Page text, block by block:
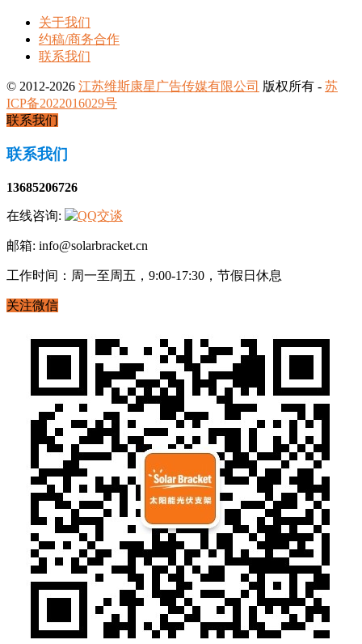
关于我们
约稿/商务合作
联系我们
© 2012-2026 江苏维斯康星广告传媒有限公司 版权所有 - 苏
ICP备2022016029号
联系我们
联系我们
13685206726
在线咨询:
邮箱: info@solarbracket.cn
工作时间：周一至周五，9:00-17:30，节假日休息
关注微信